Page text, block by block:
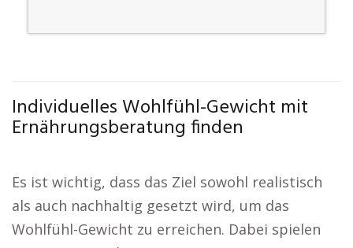
Individuelles Wohlfühl-Gewicht mit
Ernährungsberatung finden
Es ist wichtig, dass das Ziel sowohl realistisch
als auch nachhaltig gesetzt wird, um das
Wohlfühl-Gewicht zu erreichen. Dabei spielen